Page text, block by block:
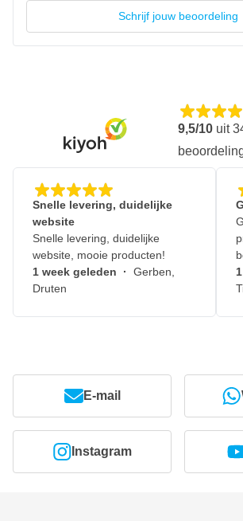
Snelle en effectieve werkingSchrijf jouw beoordeling
9,5/10 uit
Snelle levering, duidelijke
website
Snelle levering, duidelijke
website, mooie producten!
1 week geleden · Gerben,
Druten
E-mail
Instagram